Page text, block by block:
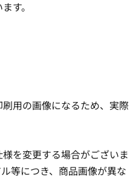
す。
用の画像になるため、実際
を変更する場合がございま
等につき、商品画像が異な